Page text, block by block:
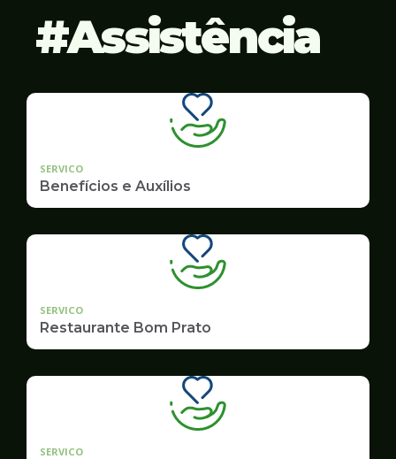
Assistência
SERVICO
Benefícios e Auxílios
SERVICO
Restaurante Bom Prato
SERVICO